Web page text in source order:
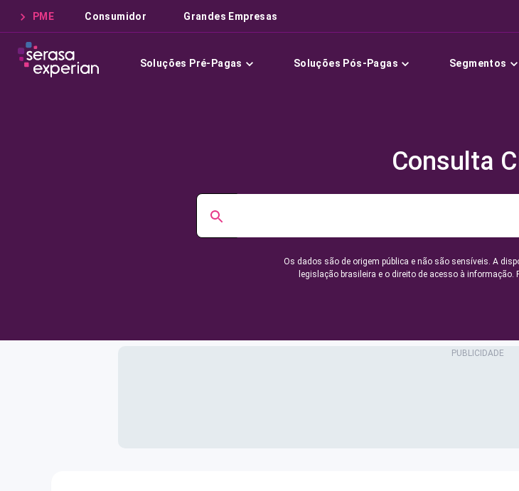
PME Consumidor Grandes Empresas
Soluções Pré-Pagas Soluções Pós-Pagas Segmentos
Consulta
Os dados são de origem pública e não são sensíveis. A
legislação brasileira e o direito de acesso à informação.